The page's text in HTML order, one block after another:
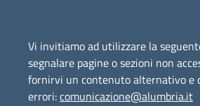
Vi invitiamo ad utilizzare la
segnalare pagine o sezioni non
fornirvi un contenuto alternativo e
errori:comunicazione@alumbria.it